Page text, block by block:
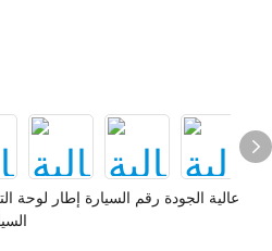
عالية الجودة رقم السيارة إطار